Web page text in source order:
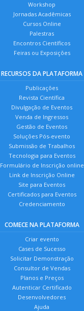
Workshop
Jornadas Acadêmicas
Cursos Online
Palestras
Encontros Científicos
Feiras ou Exposições
RECURSOS DA PLATAFORMA
Publicações
Revista Científica
Divulgação de Eventos
Venda de Ingressos
Gestão de Eventos
Soluções Pós-evento
Submissão de Trabalhos
Tecnologia para Eventos
Formulário de Inscrição online
Link de Inscrição Online
Site para Eventos
Certificados para Eventos
Credenciamento
COMECE NA PLATAFORMA
Criar evento
Cases de Sucesso
Solicitar Demonstração
Consultor de Vendas
Planos e Preços
Autenticar Certificado
Desenvolvedores
Ajuda